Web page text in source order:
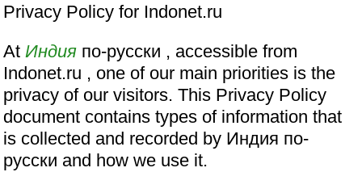
Privacy Policy for Indonet.ru
AtИндия по-русски , accessible from
Indonet.ru , one of our main priorities is the
privacy of our visitors. This Privacy Policy
document contains types of information that
is collected and recorded by Индия по-
русски and how we use it.